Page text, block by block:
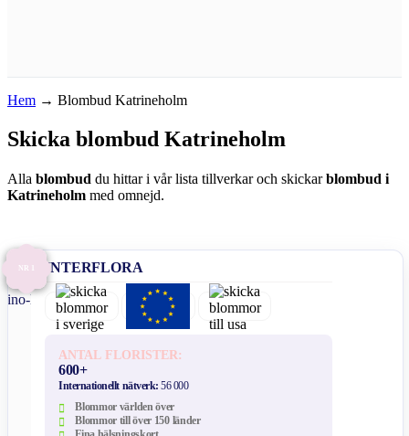
Hem → Blombud Katrineholm
Skicka blombud Katrineholm
Alla blombud du hittar i vår lista tillverkar och skickarblombud i
Katrineholm med omnejd.
NR 1 INTERFLORA
ANTAL FLORISTER:
600+
Internationellt nätverk:56 000
Blommor världen över
Blommor till över 150 länder